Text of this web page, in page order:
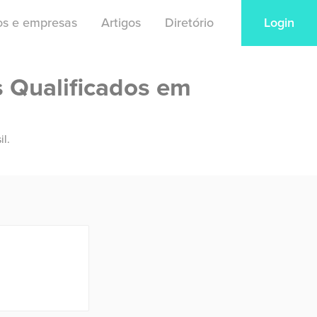
e empresas Artigos Diretório Login
Qualificados em